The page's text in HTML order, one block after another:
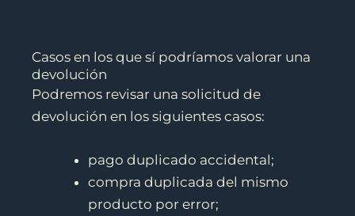
Casos en los que sí podríamos valorar una
devolución
Podremos revisar una solicitud de
devolución en los siguientes casos:
pago duplicado accidental;
compra duplicada del mismo
producto por error;